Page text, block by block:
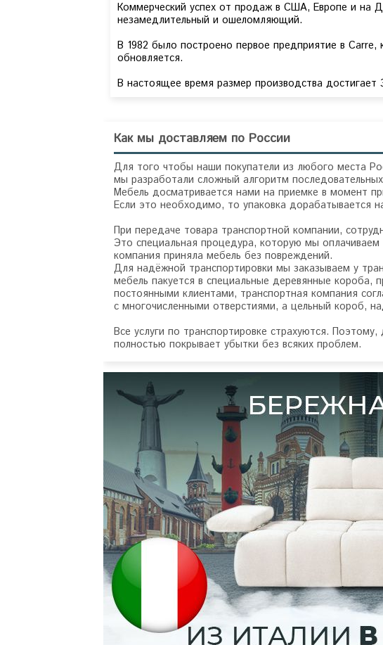
Коммерческий успех от продаж в США, Европе и на
незамедлительный и ошеломляющий.
В 1982 было построено первое предприятие в Carre,
обновляется.
В настоящее время размер производства достигает
Как мы доставляем по России
Для того чтобы наши покупатели из любого места
мы разработали сложный алгоритм
Мебель досматривается нами на приемке в момент
Если это необходимо, то упаковка дорабатывается
При передаче товара транспортной компании,
Это специальная процедура, которую мы
компания приняла мебель без повреждений.
Для надёжной транспортировки мы заказываем у
мебель пакуется в специальные деревянные
постоянными клиентами, транспортная компания
с многочисленными отверстиями, а цельный короб,
Все услуги по транспортировке страхуются.
полностью покрывает убытки без всяких проблем.